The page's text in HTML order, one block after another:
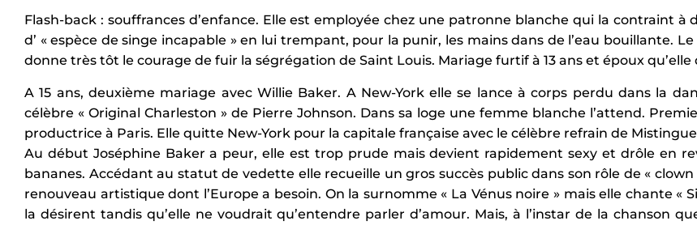
Flash-back : souffrances d’enfance. Elle est employée chez une patronne blanche qui la contraint à
d’ « espèce de singe incapable » en lui trempant, pour la punir, les mains dans de l’eau bouillante.
donne très tôt le courage de fuir la ségrégation de Saint Louis. Mariage furtif à 13 ans et époux
A 15 ans, deuxième mariage avec Willie Baker. A New-York elle se lance à corps perdu dans la
célèbre « Original Charleston » de Pierre Johnson. Dans sa loge une femme blanche l’attend.
productrice à Paris. Elle quitte New-York pour la capitale française avec le célèbre refrain de
Au début Joséphine Baker a peur, elle est trop prude mais devient rapidement sexy et drôle en
bananes. Accédant au statut de vedette elle recueille un gros succès public dans son rôle de «
renouveau artistique dont l’Europe a besoin. On la surnomme « La Vénus noire » mais elle chante «
la désirent tandis qu’elle ne voudrait qu’entendre parler d’amour. Mais, à l’instar de la chanson